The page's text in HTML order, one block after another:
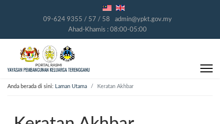
09-624 9355 / 57 / 58
admin@ypkt.gov.my
Ahad-Khamis : 08:00-05:00
Anda berada di sini: Laman Utama Keratan Akhbar